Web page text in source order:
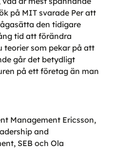
på MIT svarade Per att
den tidigare
tid att förändra
teorier som pekar på att
går det betydligt
på ett företag än man
Management Ericsson,
and
SEB och Ola